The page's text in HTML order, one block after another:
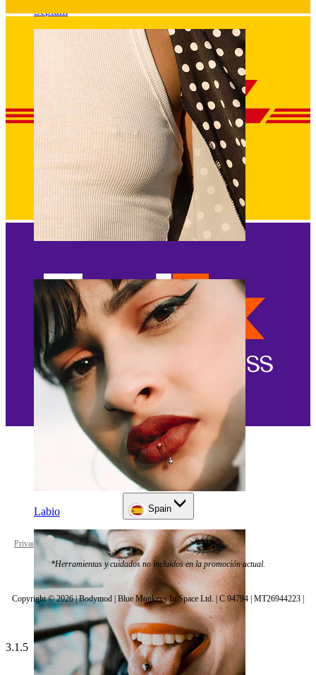
Septum
Labio Spain
Privacy policy Cookie settings
*Herramientas y cuidados no incluidos en la promoción actual.
Copyright © 2026 | Bodymod | Blue Monkeys In Space Ltd. | C 94794 | MT26944223 |
3.1.5